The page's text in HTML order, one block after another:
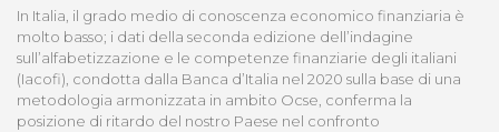
In Italia, il grado medio di conoscenza economico finanziaria è
molto basso; i dati della seconda edizione dell’indagine
sull’alfabetizzazione e le competenze finanziarie degli italiani
(Iacofi), condotta dalla Banca d’Italia nel 2020 sulla base di una
metodologia armonizzata in ambito Ocse, conferma la
posizione di ritardo del nostro Paese nel confronto